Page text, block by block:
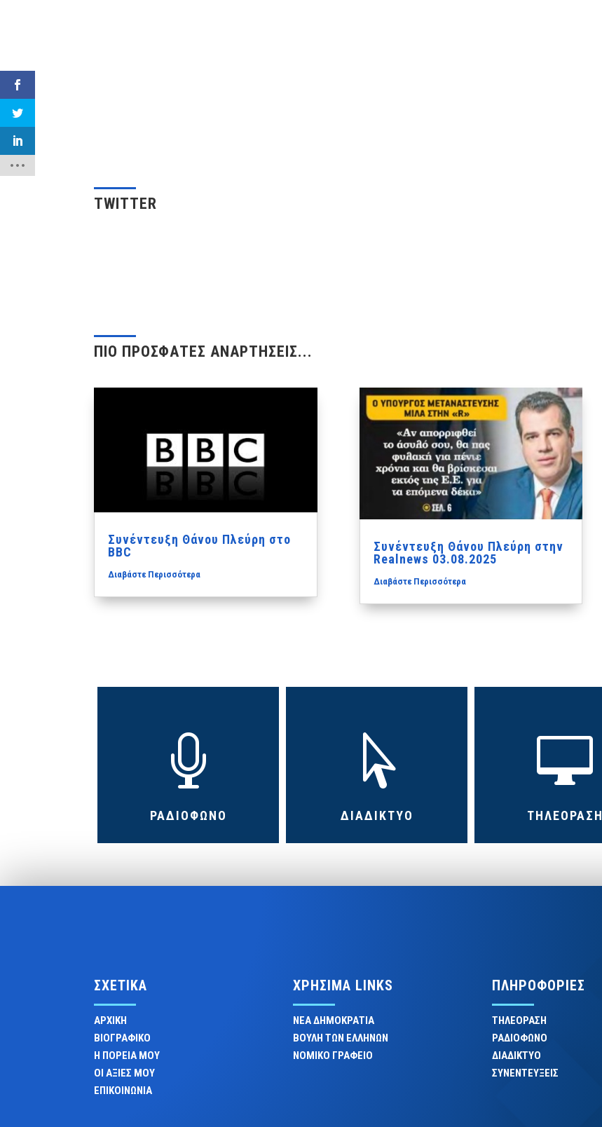
TWITTER
ΠΙΟ ΠΡΟΣΦΑΤΕΣ ΑΝΑΡΤΗΣΕΙΣ...
Συνέντευξη Θάνου Πλεύρη στο
BBC
Διαβάστε Περισσότερα
Συνέντευξη Θάνου Πλεύρη στην
Realnews 03.08.2025
Διαβάστε Περισσότερα

ΡΑΔΙΟΦΩΝΟ

ΔΙΑΔΙΚΤΥΟ

ΤΗΛΕΟΡΑΣΗ
ΣΧΕΤΙΚΑ
ΑΡΧΙΚΗ
ΒΙΟΓΡΑΦΙΚΟ
Η ΠΟΡΕΙΑ ΜΟΥ
ΟΙ ΑΞΙΕΣ ΜΟΥ
ΕΠΙΚΟΙΝΩΝΙΑ
ΧΡΗΣΙΜΑ LINKS
ΝΕΑ ΔΗΜΟΚΡΑΤΙΑ
ΒΟΥΛΗ ΤΩΝ ΕΛΛΗΝΩΝ
ΝΟΜΙΚΟ ΓΡΑΦΕΙΟ
ΠΛΗΡΟΦΟΡΙΕΣ
ΤΗΛΕΟΡΑΣΗ
ΡΑΔΙΟΦΩΝΟ
ΔΙΑΔΙΚΤΥΟ
ΣΥΝΕΝΤΕΥΞΕΙΣ